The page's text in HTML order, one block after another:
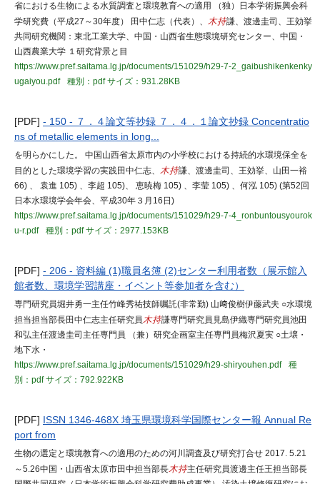
省における生物による水質調査と環境教育への適用 （独）日本学術振興会科
学研究費（平成27～30年度） 田中仁志（代表）、 木持謙、渡邊圭司、王効挙
共同研究機関：東北工業大学、中国・山西省生態環境研究センター、中国・
山西農業大学 １研究背景と目
https://www.pref.saitama.lg.jp/documents/151029/h29-7-2_gaibushikenkenky
ugaiyou.pdf
種別：pdfサイズ：931.28KB
[PDF] - 150 - ７．４論文等抄録 ７．４．１論文抄録 Concentratio
ns of metallic elements in long...
を明らかにした。 中国山西省太原市内の小学校における持続的水環境保全を
目的とした環境学習の実践田中仁志、 木持謙、渡邊圭司、王効挙、山田一裕
66) 、 袁進 105) 、李超 105)、 恵暁梅 105) 、李莹 105) 、何泓 105) (第52回
日本水環境学会年会、平成30年３月16日)
https://www.pref.saitama.lg.jp/documents/151029/h29-7-4_ronbuntousyourok
u-r.pdf
種別：pdfサイズ：2977.153KB
[PDF] - 206 - 資料編 (1)職員名簿 (2)センター利用者数（展示館入
館者数、環境学習講座・イベント等参加者を含む）
専門研究員堀井勇一主任竹峰秀祐技師嘱託(非常勤) 山﨑俊樹伊藤武夫 ○水環境
担当担当部長田中仁志主任研究員木持謙専門研究員見島伊織専門研究員池田
和弘主任渡邊圭司主任専門員 （兼）研究企画室主任専門員梅沢夏実 ○土壌・
地下水・
https://www.pref.saitama.lg.jp/documents/151029/h29-shiryouhen.pdf
種
別：pdfサイズ：792.922KB
[PDF] ISSN 1346-468X 埼玉県環境科学国際センター報 Annual Re
port from
生物の選定と環境教育への適用のための河川調査及び研究打合せ 2017. 5.21
～5.26中国・山西省太原市田中担当部長木持主任研究員渡邊主任王担当部長